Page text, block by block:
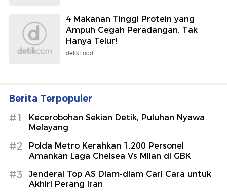
4 Makanan Tinggi Protein yang
Ampuh Cegah Peradangan, Tak
Hanya Telur!
detikFood
Berita Terpopuler
#1
Kecerobohan Sekian Detik, Puluhan Nyawa
Melayang
#2
Polda Metro Kerahkan 1.200 Personel
Amankan Laga Chelsea Vs Milan di GBK
#3
Jenderal Top AS Diam-diam Cari Cara untuk
Akhiri Perang Iran